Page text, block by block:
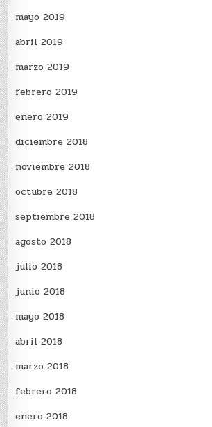
mayo 2019
abril 2019
marzo 2019
febrero 2019
enero 2019
diciembre 2018
noviembre 2018
octubre 2018
septiembre 2018
agosto 2018
julio 2018
junio 2018
mayo 2018
abril 2018
marzo 2018
febrero 2018
enero 2018